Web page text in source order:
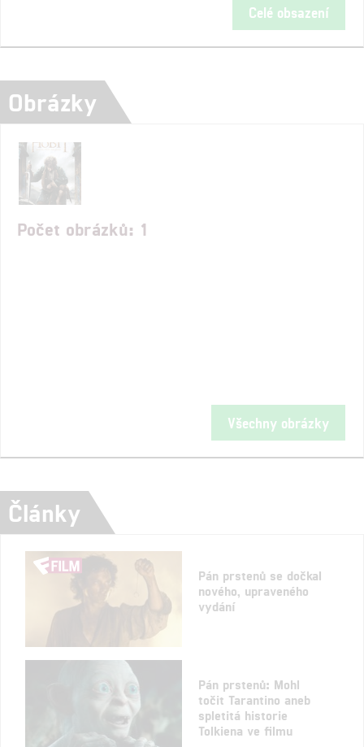
Celé obsazení
Obrázky
Počet obrázků: 1
Všechny obrázky
Články
Pán prstenů se dočkal
nového, upraveného
vydání
Pán prstenů: Mohl
točit Tarantino aneb
spletitá historie
Tolkiena ve filmu